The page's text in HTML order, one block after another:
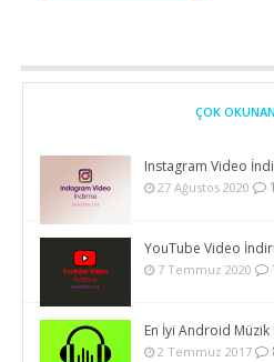
ÇOK
Instagram Video
27 Ağustos 2020 1
YouTube Video
7 Temmuz 2020
En İyi Android
2 Temmuz 2017